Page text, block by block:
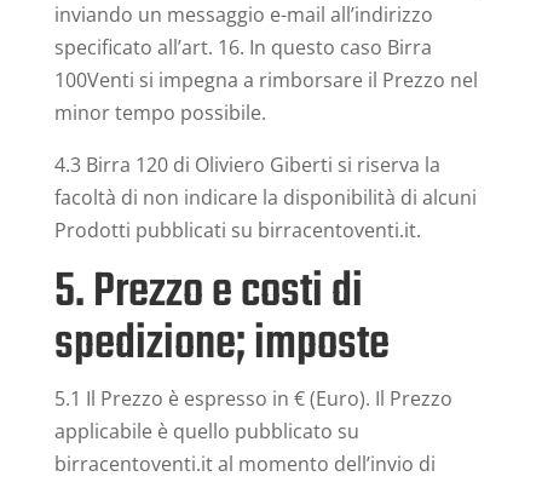
inviando un messaggio e-mail all’indirizzo
specificato all’art. 16. In questo caso Birra
100Venti si impegna a rimborsare il Prezzo nel
minor tempo possibile.
4.3 Birra 120 di Oliviero Giberti si riserva la
facoltà di non indicare la disponibilità di alcuni
Prodotti pubblicati su birracentoventi.it.
5. Prezzo e costi di
spedizione; imposte
5.1 Il Prezzo è espresso in € (Euro). Il Prezzo
applicabile è quello pubblicato su
birracentoventi.it al momento dell’invio di